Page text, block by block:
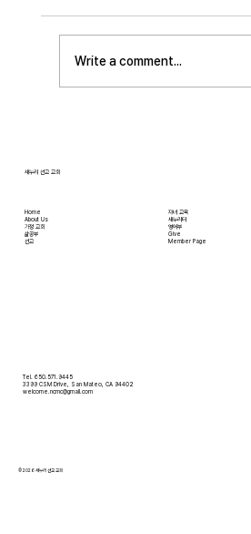
Write a comment...
Home
About Us
​가정 교회
​삶공부
​선교
자녀 교육
새누리터
영어부
Give
Member Page
Tel. 650.571.9445
3399 CSM Drive, San Mateo, CA 94402
welcome.ncmc@gmail.com
© 2026 새누리 선교 교회
새누리 선교 교회